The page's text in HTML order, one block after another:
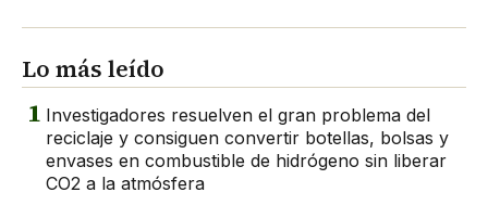
Lo más leído
1 Investigadores resuelven el gran problema del
reciclaje y consiguen convertir botellas, bolsas y
envases en combustible de hidrógeno sin liberar
CO2 a la atmósfera